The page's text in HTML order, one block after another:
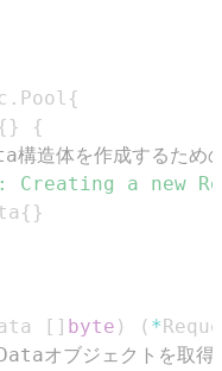
. Pool {
{ }
{
造体を作成するため
Creating a new
{ }
[ ] byte ) ( *
オブジェクトを取得